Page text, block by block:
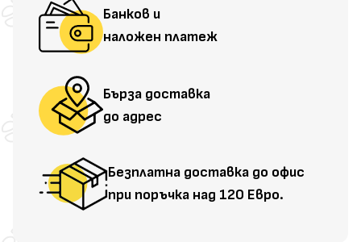
Банков и
наложен платеж
Бърза доставка
до адрес
Безплатна доставка до офис
при поръчка над 120 Евро.